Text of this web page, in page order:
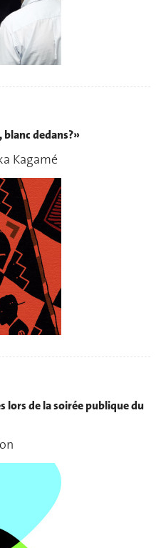
blanc dedans?»
Kagamé
lors de la soirée publique du